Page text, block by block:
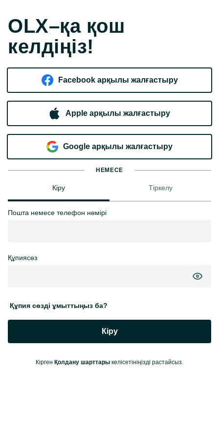
OLX–қа қош
келдіңіз!
Facebook арқылы жалғастыру
Apple арқылы жалғастыру
Google арқылы жалғастыру
НЕМЕСЕ
Кіру Тіркелу
Пошта немесе телефон нөмірі
Құпиясөз
Құпия сөзді ұмыттыңыз ба?
Кіру
Кірген Қолдану шарттары келісетініңізді растайсыз.